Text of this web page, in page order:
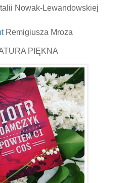
Nowak-Lewandowskiej
Remigiusza Mroza
PIĘKNA